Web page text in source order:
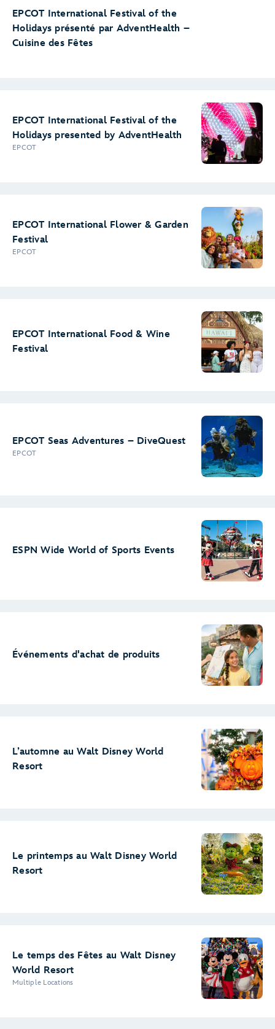
EPCOT International Festival of the
Holidays présenté par AdventHealth –
Cuisine des Fêtes
EPCOT International Festival of the
Holidays presented by AdventHealth
EPCOT
EPCOT International Flower & Garden
Festival
EPCOT
EPCOT International Food & Wine
Festival
EPCOT Seas Adventures – DiveQuest
EPCOT
ESPN Wide World of Sports Events
Événements d'achat de produits
L’automne au Walt Disney World
Resort
Le printemps au Walt Disney World
Resort
Le temps des Fêtes au Walt Disney
World Resort
Multiple Locations